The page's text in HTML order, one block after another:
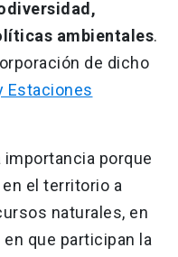
ambientales.
de dicho
Estaciones
porque
el territorio a
naturales, en
que participan la